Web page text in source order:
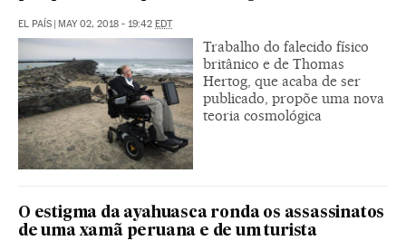
EL PAÍS MAY 02, 2018 - 19:42 EDT
Trabalho do falecido físico
britânico e de Thomas
Hertog, que acaba de ser
publicado, propõe uma nova
teoria cosmológica
O estigma da ayahuasca ronda os assassinatos
de uma xamã peruana e de um turista